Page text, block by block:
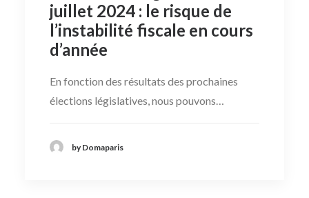
juillet 2024 : le risque de
l’instabilité fiscale en cours
d’année
En fonction des résultats des prochaines
élections législatives, nous pouvons…
by Domaparis